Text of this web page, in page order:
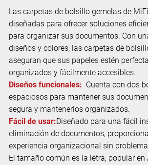
Las carpetas de bolsillo gemelas de
diseñadas para ofrecer soluciones
para organizar sus documentos. Con
diseños y colores, las carpetas de
aseguran que sus papeles estén
organizados y fácilmente accesibles.
Diseños funcionales: Cuenta con dos
espaciosos para mantener sus
segura y mantenerlos organizados.
Fácil de usar:Diseñado para una fácil
eliminación de documentos,
experiencia organizacional sin
El tamaño común es la letra, popular en